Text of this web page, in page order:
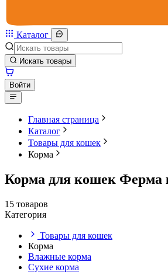
Каталог
Искать товары
Войти
Главная страница
Каталог
Товары для кошек
Корма
Корма для кошек Ферма
15 товаров
Категория
Товары для кошек
Корма
Влажные корма
Сухие корма